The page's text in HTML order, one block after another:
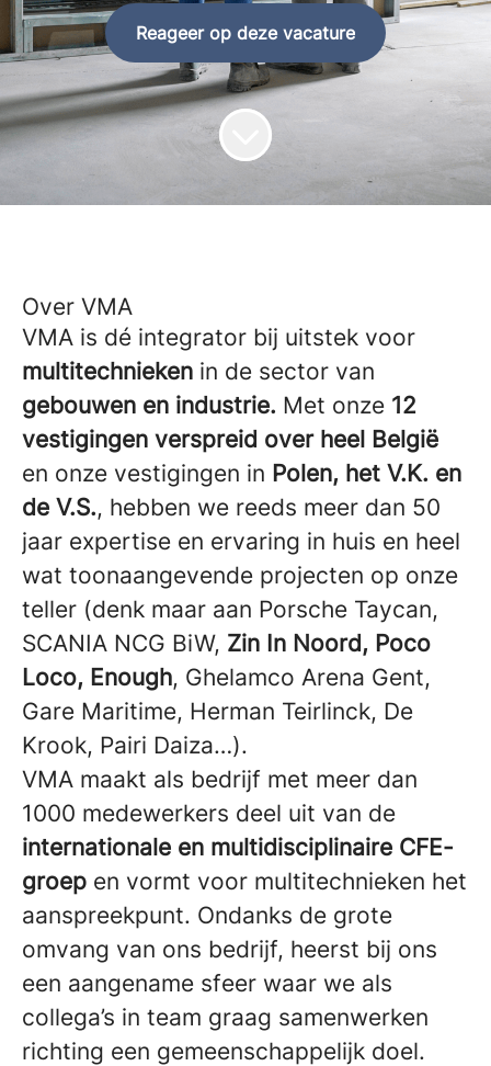
Reageer op deze vacature
Over VMA
VMA is dé integrator bij uitstek voor
multitechnieken in de sector van
gebouwen en industrie. Met onze 12
vestigingen verspreid over heel België
en onze vestigingen in Polen, het V.K. en
de V.S., hebben we reeds meer dan 50
jaar expertise en ervaring in huis en heel
wat toonaangevende projecten op onze
teller (denk maar aan Porsche Taycan,
SCANIA NCG BiW, Zin In Noord, Poco
Loco, Enough, Ghelamco Arena Gent,
Gare Maritime, Herman Teirlinck, De
Krook, Pairi Daiza…).
VMA maakt als bedrijf met meer dan
1000 medewerkers deel uit van de
internationale en multidisciplinaire CFE-
groep en vormt voor multitechnieken het
aanspreekpunt. Ondanks de grote
omvang van ons bedrijf, heerst bij ons
een aangename sfeer waar we als
collega’s in team graag samenwerken
richting een gemeenschappelijk doel.